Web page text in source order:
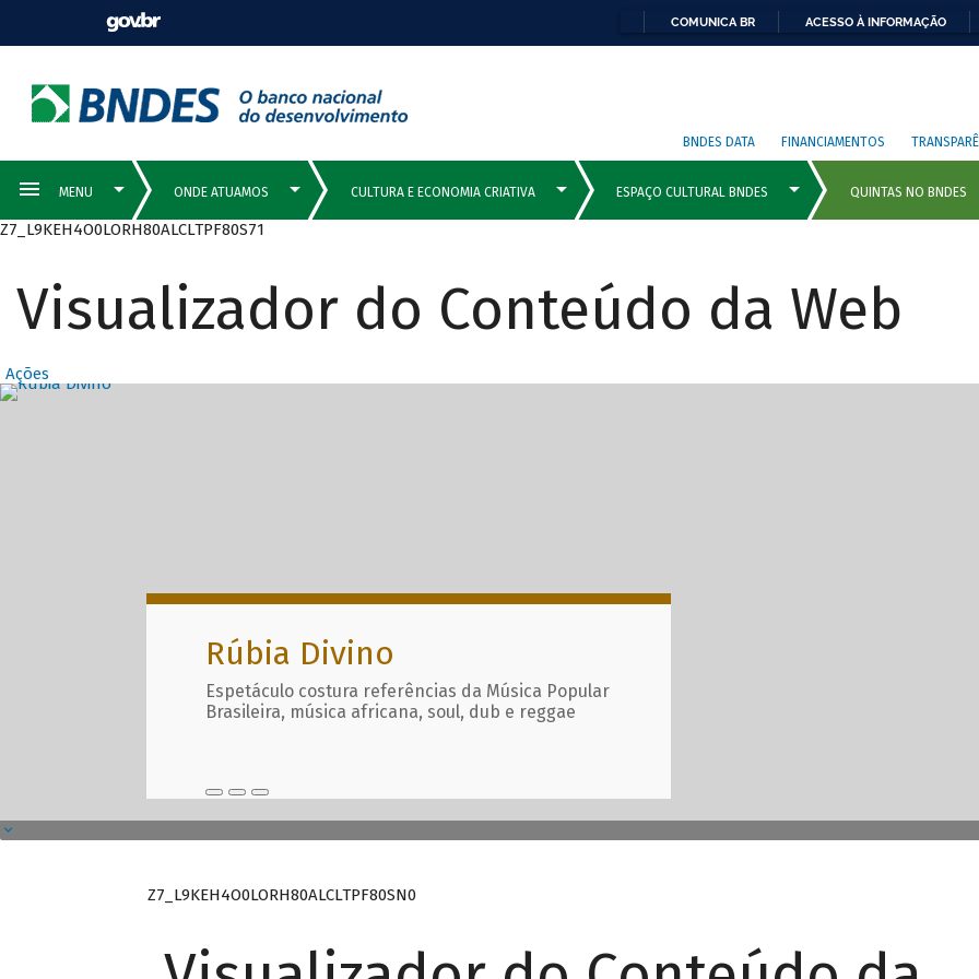
COMUNICA BR ACESSO À INFORMAÇÃO
BNDES DATA FINANCIAMENTOS
Z7_L9KEH4O0LORH80ALCLTPF80S71
Visualizador do Conteúdo da Web
Ações
Destaques Principais com
Rúbia Divino
Espetáculo costura referências da Música Popular
Brasileira, música africana, soul, dub e reggae
Z7_L9KEH4O0LORH80ALCLTPF80SN0